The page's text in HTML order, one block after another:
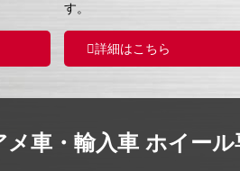
す。
詳細はこちら
メ車・輸入車 ホイー